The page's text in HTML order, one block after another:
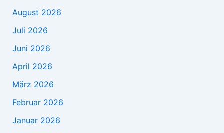
August 2026
Juli 2026
Juni 2026
April 2026
März 2026
Februar 2026
Januar 2026